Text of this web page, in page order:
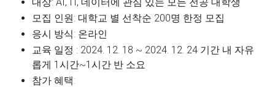
모집 인원: 대학교 별 선착순 200명 한정 모집
응시 방식: 온라인
교육 일정 : 2024. 12. 18 ~ 2024. 12. 24 기간 내 자유
롭게 1시간~1시간 반 소요
참가 혜택: